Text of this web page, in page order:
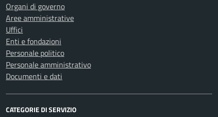
Organi di governo
Aree amministrative
Uffici
Enti e fondazioni
Personale politico
Personale amministrativo
Documenti e dati
CATEGORIE DI SERVIZIO